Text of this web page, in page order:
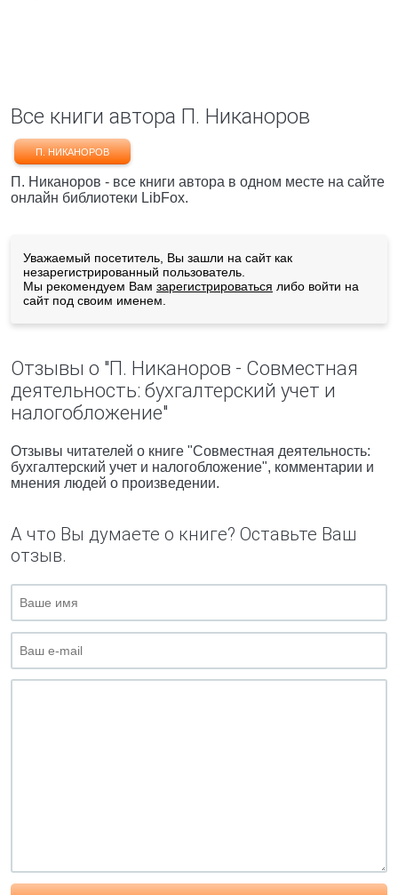
Все книги автора П. Никаноров
П. НИКАНОРОВ
П. Никаноров - все книги автора в одном месте на сайте
онлайн библиотеки LibFox.
Уважаемый посетитель, Вы зашли на сайт как
незарегистрированный пользователь.
Мы рекомендуем Вам зарегистрироваться либо войти на
сайт под своим именем.
Отзывы о "П. Никаноров - Совместная
деятельность: бухгалтерский учет и
налогобложение"
Отзывы читателей о книге "Совместная деятельность:
бухгалтерский учет и налогобложение", комментарии и
мнения людей о произведении.
А что Вы думаете о книге? Оставьте Ваш
отзыв.